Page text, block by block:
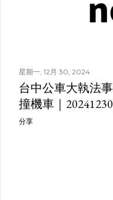
星期一, 12月 30, 2024
台中公車大執法
撞機車｜
分享